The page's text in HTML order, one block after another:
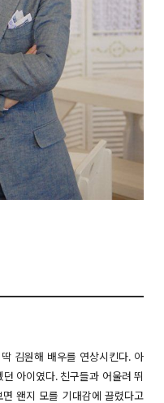
김원해 배우를 연상시킨다. 아
아이였다. 친구들과 어울려 뛰
왠지 모를 기대감에 끌렸다고